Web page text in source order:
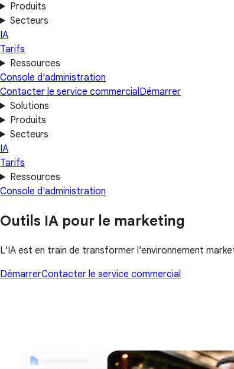
Produits
Secteurs
IA
Tarifs
Ressources
Console d'administration
Contacter le service commercialDémarrer
Solutions
Produits
Secteurs
IA
Tarifs
Ressources
Console d'administration
Outils IA pour le marketing
L'IA est en train de transformer l'environnement
DémarrerContacter le service commercial